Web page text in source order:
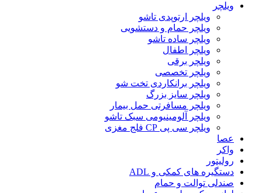
ویلچر
ویلچر ارتوپدی تاشو
ویلچر حمام و دستشویی
ویلچر ساده تاشو
ویلچر اطفال
ویلچر برقی
ویلچر تخصصی
ویلچر برانکاردی تخت شو
ویلچر سایز بزرگ
ویلچر مسافرتی حمل بیمار
ویلچر آلومینیومی سبک تاشو
ویلچر سی پی CP فلج مغزی
عصا
واکر
رولیتور
دستگیره های کمکی و ADL
صندلی توالت و حمام